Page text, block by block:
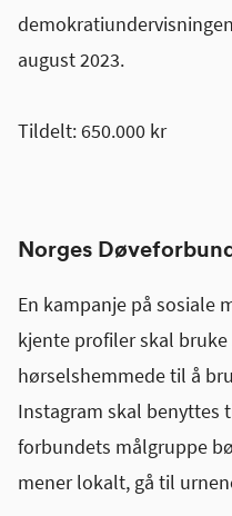
august 2023.
Tildelt: 650.000 kr
Norges
En kampanje på sosiale
kjente profiler skal
hørselshemmede til å
Instagram skal benyttes
forbundets målgruppe
mener lokalt, gå til